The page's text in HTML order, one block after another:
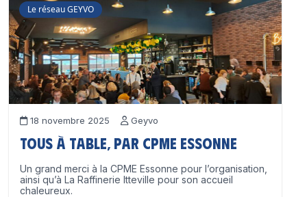
Le réseau GEYVO
18 novembre 2025 Geyvo
Tous à table, par CPME Essonne
Un grand merci à la CPME Essonne pour l’organisation,
ainsi qu’à La Raffinerie Itteville pour son accueil
chaleureux.